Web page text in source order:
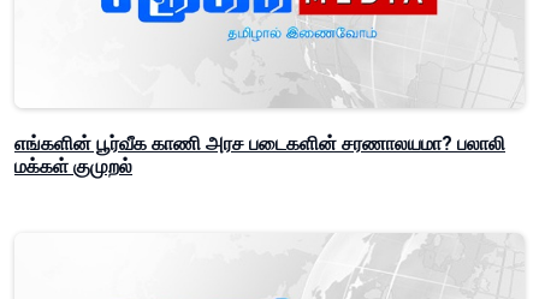
எங்களின் பூர்வீக காணி அரச படைகளின் சரணாலயமா? பலாலி
மக்கள் குமுறல்